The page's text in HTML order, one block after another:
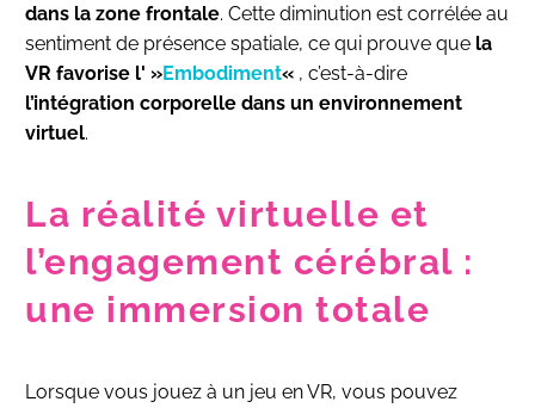
dans la zone frontale. Cette diminution est corrélée au
sentiment de présence spatiale, ce qui prouve que la
VR favorise l' »Embodiment« , c’est-à-dire
l’intégration corporelle dans un environnement
virtuel.
La réalité virtuelle et
l’engagement cérébral :
une immersion totale
Lorsque vous jouez à un jeu en VR, vous pouvez